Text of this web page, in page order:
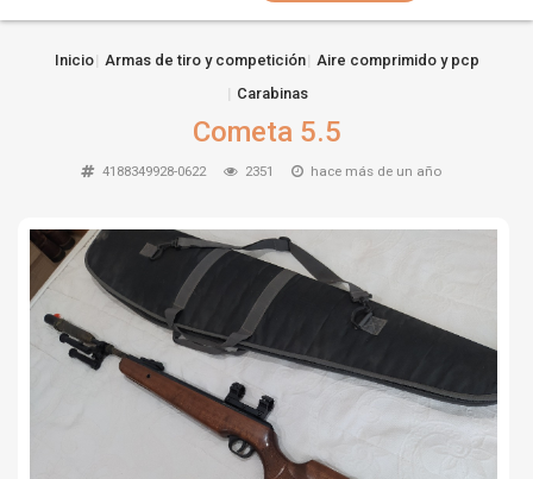
AIRE COMPRIMIDO
OTRAS ARMAS
ACCESORIOS
Inicio Armas de tiro y competición
Aire comprimido y pcp
Carabinas
Cometa 5.5
4188349928-0622 2351 hace más de un año